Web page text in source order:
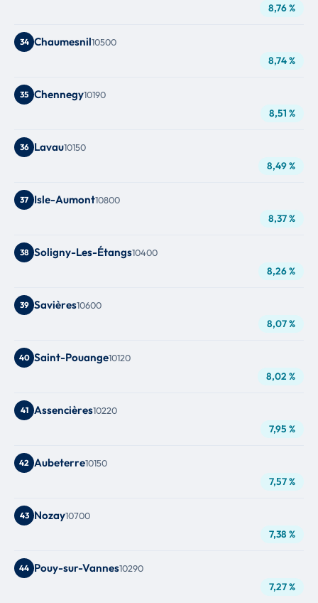
8,76 %
34 Chaumesnil10500
8,74 %
35 Chennegy10190
8,51 %
36 Lavau10150
8,49 %
37 Isle-Aumont10800
8,37 %
38 Soligny-Les-Étangs10400
8,26 %
39 Savières10600
8,07 %
40 Saint-Pouange10120
8,02 %
41 Assencières10220
7,95 %
42 Aubeterre10150
7,57 %
43 Nozay10700
7,38 %
44 Pouy-sur-Vannes10290
7,27 %